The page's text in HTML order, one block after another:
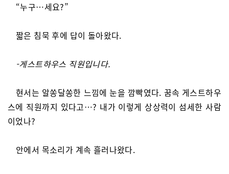
“누구…세요?”
짧은 침묵 후에 답이 돌아왔다.
-게스트하우스 직원입니다.
현서는 알쏭달쏭한 느낌에 눈을 깜빡였다. 꿈속 게스트하우
스에 직원까지 있다고…? 내가 이렇게 상상력이 섬세한 사람
이었나?
안에서 목소리가 계속 흘러나왔다.